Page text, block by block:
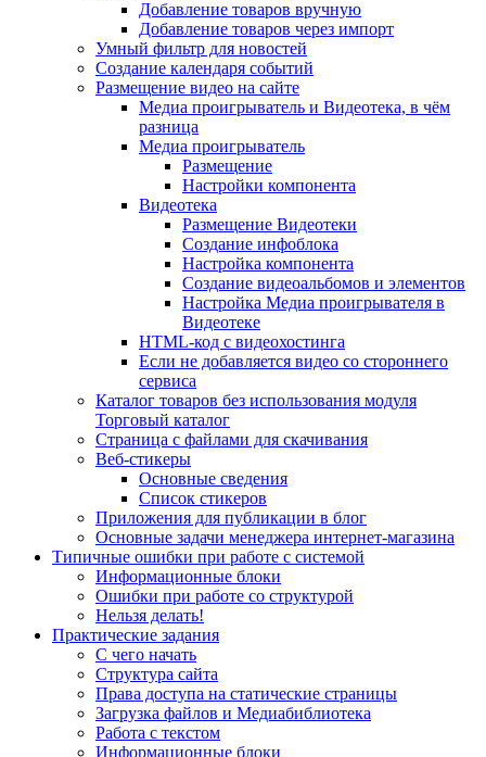
Добавление товаров вручную
Добавление товаров через импорт
Умный фильтр для новостей
Создание календаря событий
Размещение видео на сайте
Медиа проигрыватель и Видеотека, в чём
разница
Медиа проигрыватель
Размещение
Настройки компонента
Видеотека
Размещение Видеотеки
Создание инфоблока
Настройка компонента
Создание видеоальбомов и элементов
Настройка Медиа проигрывателя в
Видеотеке
HTML-код с видеохостинга
Если не добавляется видео со стороннего
сервиса
Каталог товаров без использования модуля
Торговый каталог
Страница с файлами для скачивания
Веб-стикеры
Основные сведения
Список стикеров
Приложения для публикации в блог
Основные задачи менеджера интернет-магазина
Типичные ошибки при работе с системой
Информационные блоки
Ошибки при работе со структурой
Нельзя делать!
Практические задания
С чего начать
Структура сайта
Права доступа на статические страницы
Загрузка файлов и Медиабиблиотека
Работа с текстом
Информационные блоки